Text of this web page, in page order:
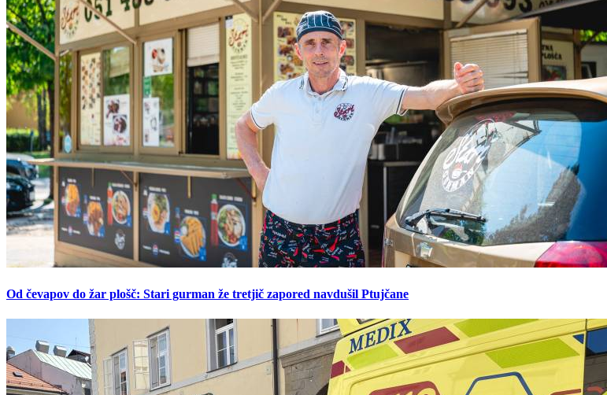
Od čevapov do žar plošč: Stari gurman že tretjič zapored navdušil Ptujčane
Prijavi se na cajtng